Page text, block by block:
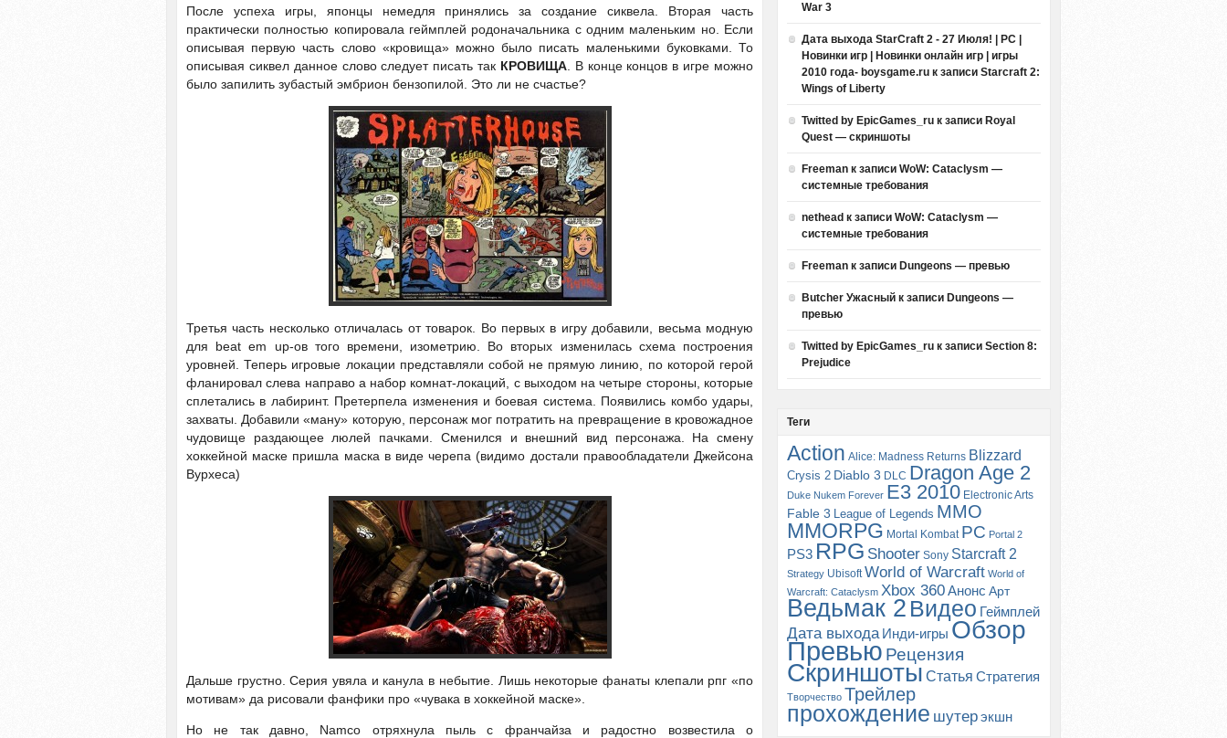
После успеха игры, японцы немедля принялись за создание сиквела. Вторая часть
практически полностью копировала геймплей родоначальника с одним маленьким но. Если
описывая первую часть слово «кровища» можно было писать маленькими буковками. То
описывая сиквел данное слово следует писать так КРОВИЩА. В конце концов в игре можно
было запилить зубастый эмбрион бензопилой. Это ли не счастье?
Третья часть несколько отличалась от товарок. Во первых в игру добавили, весьма модную
для beat em up-ов того времени, изометрию. Во вторых изменилась схема построения
уровней. Теперь игровые локации представляли собой не прямую линию, по которой герой
фланировал слева направо а набор комнат-локаций, с выходом на четыре стороны, которые
сплетались в лабиринт. Претерпела изменения и боевая система. Появились комбо удары,
захваты. Добавили «ману» которую, персонаж мог потратить на превращение в кровожадное
чудовище раздающее люлей пачками. Сменился и внешний вид персонажа. На смену
хоккейной маске пришла маска в виде черепа (видимо достали правообладатели Джейсона
Вурхеса)
Дальше грустно. Серия увяла и канула в небытие. Лишь некоторые фанаты клепали рпг «по
мотивам» да рисовали фанфики про «чувака в хоккейной маске».
Но не так давно, Namco отряхнула пыль с франчайза и радостно возвестила о
War 3
Дата выхода StarCraft 2 - 27 Июля! | PC |
Новинки игр | Новинки онлайн игр | игры
2010 года- boysgame.ru к записи Starcraft 2:
Wings of Liberty
Twitted by EpicGames_ru к записи Royal
Quest — скриншоты
Freeman к записи WoW: Cataclysm —
системные требования
nethead к записи WoW: Cataclysm —
системные требования
Freeman к записи Dungeons — превью
Butcher Ужасный к записи Dungeons —
превью
Twitted by EpicGames_ru к записи Section 8:
Prejudice
Теги
Action Alice: Madness Returns Blizzard
Crysis 2 Diablo 3 DLC Dragon Age 2
Duke Nukem Forever E3 2010 Electronic Arts
Fable 3 League of Legends MMO
MMORPG Mortal Kombat PC Portal 2
PS3 RPG Shooter Sony Starcraft 2
Strategy Ubisoft World of Warcraft World of
Warcraft: Cataclysm Xbox 360Анонс Арт
Ведьмак 2 Видео Геймплей
Дата выхода Инди-игры Обзор
Превью Рецензия
Скриншоты Статья Стратегия
Творчество Трейлер
прохождение шутерэкшн